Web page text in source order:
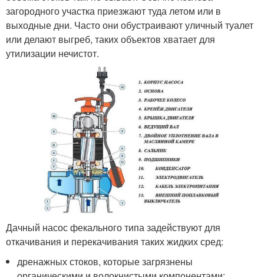
загородного участка приезжают туда летом или в
выходные дни. Часто они обустраивают уличный туалет
или делают выгреб, таких объектов хватает для
утилизации нечистот.
Дачный насос фекального типа задействуют для
откачивания и перекачивания таких жидких сред:
дренажных стоков, которые загрязнены